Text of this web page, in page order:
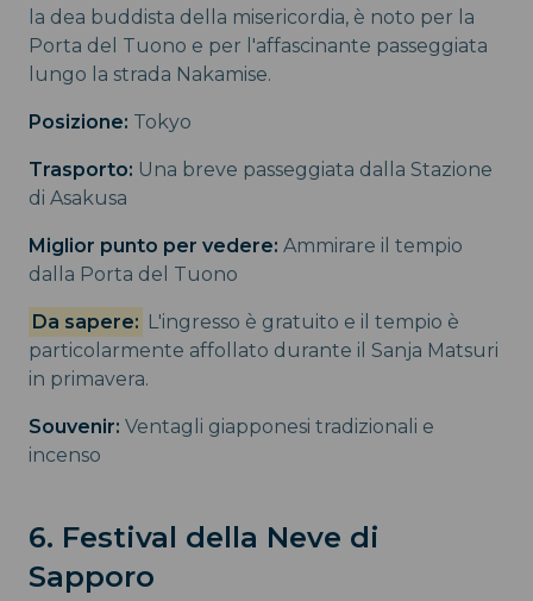
la dea buddista della misericordia, è noto per la
Porta del Tuono e per l'affascinante passeggiata
lungo la strada Nakamise.
Posizione: Tokyo
Trasporto: Una breve passeggiata dalla Stazione
di Asakusa
Miglior punto per vedere: Ammirare il tempio
dalla Porta del Tuono
Da sapere: L'ingresso è gratuito e il tempio è
particolarmente affollato durante il Sanja Matsuri
in primavera.
Souvenir: Ventagli giapponesi tradizionali e
incenso
6. Festival della Neve di
Sapporo